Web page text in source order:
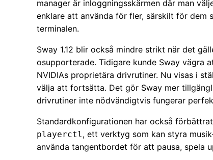
manager är inloggningsskärmen där man
enklare att använda för fler, särskilt för dem
terminalen.
Sway 1.12 blir också mindre strikt när det
osupporterade. Tidigare kunde Sway vägra
NVIDIAs proprietära drivrutiner. Nu visas i
välja att fortsätta. Det gör Sway mer
drivrutiner inte nödvändigtvis fungerar
Standardkonfigurationen har också
playerctl, ett verktyg som kan styra
använda tangentbordet för att pausa, spela